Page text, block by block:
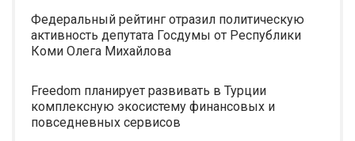
Федеральный рейтинг отразил политическую
активность депутата Госдумы от Республики
Коми Олега Михайлова
Freedom планирует развивать в Турции
комплексную экосистему финансовых и
повседневных сервисов